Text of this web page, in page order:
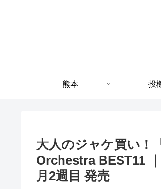
熊本 投
大人のジャケ買い！
Orchestra BEST11
月2週目 発売